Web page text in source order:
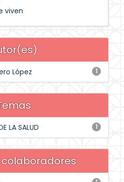
viven
1
López
1
LA SALUD